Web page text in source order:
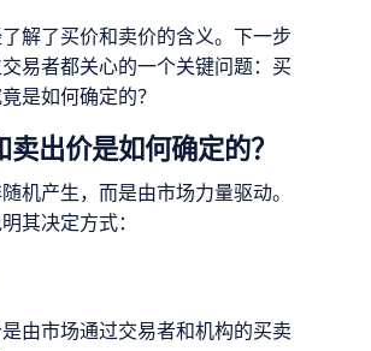
解了买价和卖价的含义。下一步
易者都关心的一个关键问题：买
是如何确定的？
卖出价是如何确定的？
机产生，而是由市场力量驱动。
其决定方式：
由市场通过交易者和机构的买卖